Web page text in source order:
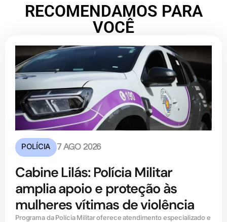
RECOMENDAMOS PARA
VOCÊ
POLÍCIA 7 AGO 2026
Cabine Lilás: Polícia Militar
amplia apoio e proteção às
mulheres vítimas de violência
Programa da Polícia Militar oferece atendimento especializado e